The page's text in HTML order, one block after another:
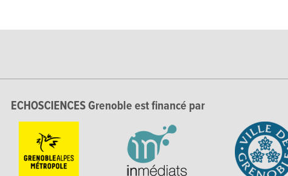
ECHOSCIENCES Grenoble est financé par